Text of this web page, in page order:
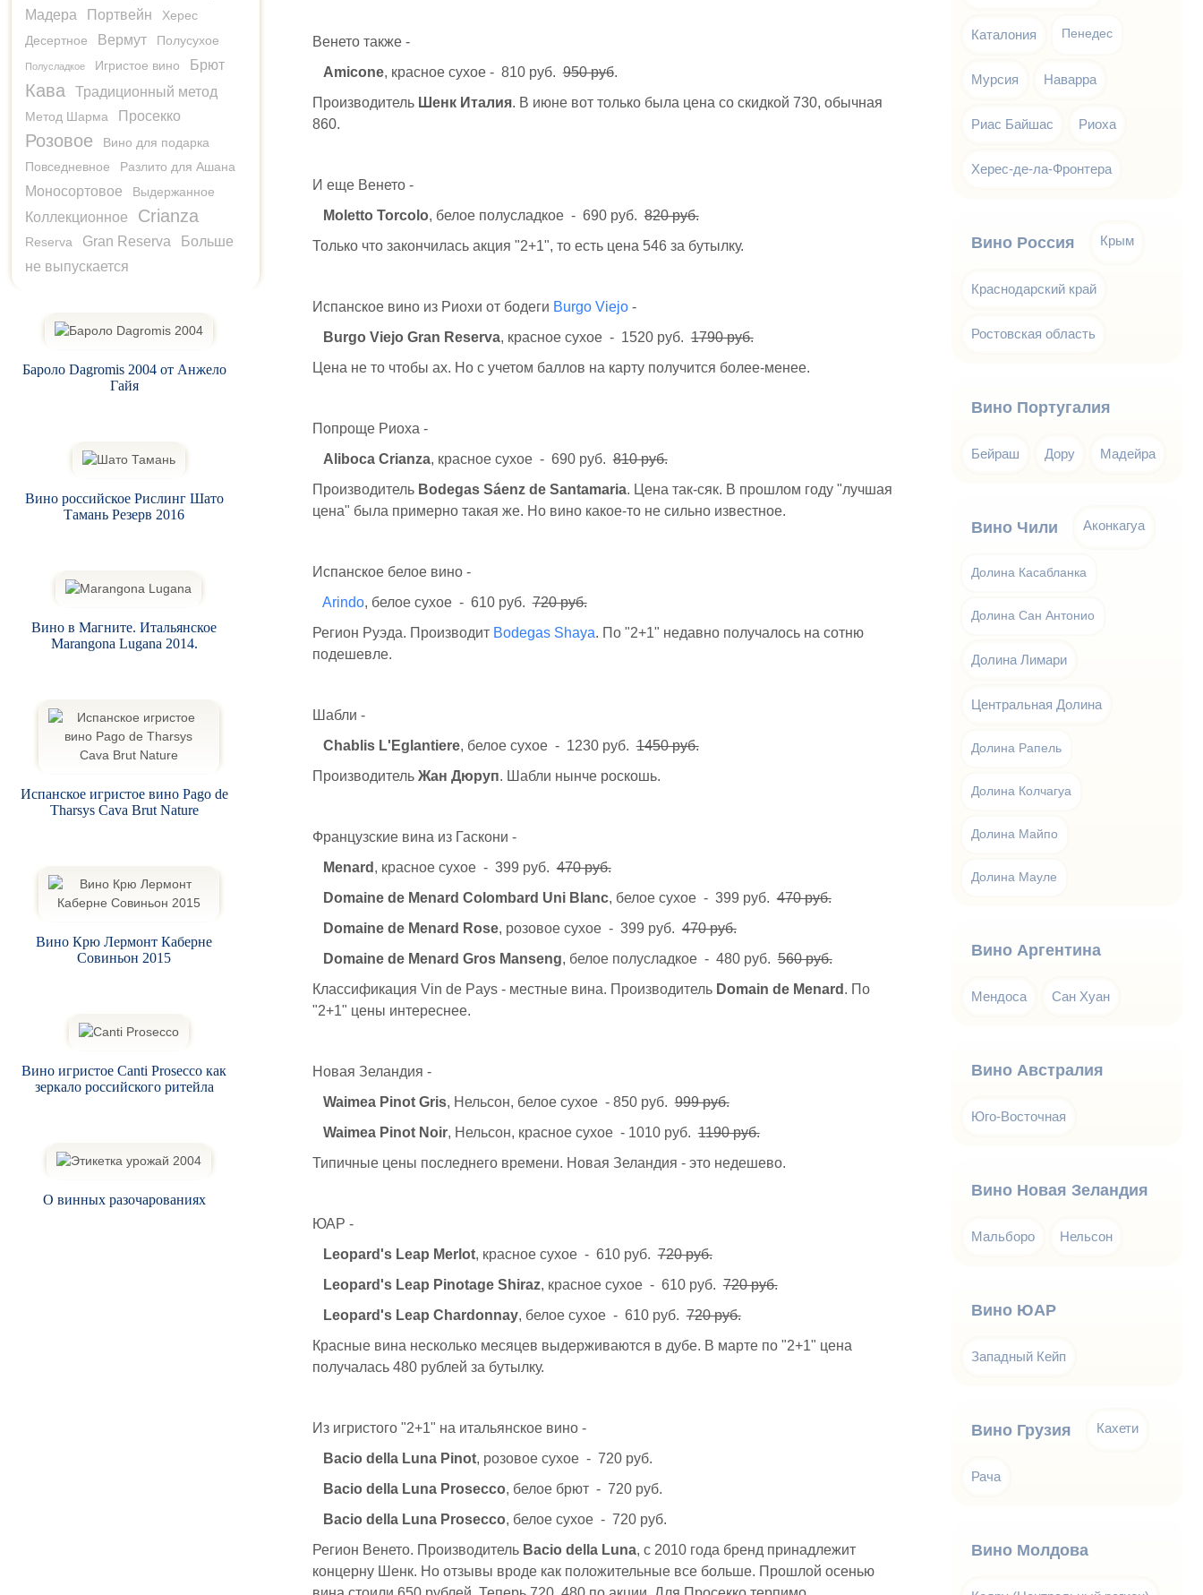
Венето также -
Amicone, красное сухое - 810 руб.950 руб.
Производитель Шенк Италия. В июне вот только была цена со скидкой 730, обычная
860.
И еще Венето -
Moletto Torcolo, белое полусладкое - 690 руб.820 руб.
Только что закончилась акция "2+1", то есть цена 546 за бутылку.
Испанское вино из Риохи от бодеги Burgo Viejo-
Burgo Viejo Gran Reserva, красное сухое - 1520 руб.1790 руб.
Цена не то чтобы ах. Но с учетом баллов на карту получится более-менее.
Попроще Риоха -
Aliboca Crianza, красное сухое - 690 руб.810 руб.
Производитель Bodegas Sáenz de Santamaria. Цена так-сяк. В прошлом году "лучшая
цена" была примерно такая же. Но вино какое-то не сильно известное.
Испанское белое вино -
Arindo, белое сухое - 610 руб.720 руб.
Регион Руэда. Производит Bodegas Shaya. По "2+1" недавно получалось на сотню
подешевле.
Шабли -
Chablis L'Eglantiere, белое сухое - 1230 руб.1450 руб.
Производитель Жан Дюруп. Шабли нынче роскошь.
Французские вина из Гаскони -
Menard , красное сухое - 399 руб.470 руб.
Domaine de Menard Colombard Uni Blanc, белое сухое - 399 руб.470 руб.
Domaine de Menard Rose, розовое сухое - 399 руб.470 руб.
Domaine de Menard Gros Manseng, белое полусладкое - 480 руб.560 руб.
Классификация Vin de Pays - местные вина. Производитель Domain de Menard . По
"2+1" цены интереснее.
Новая Зеландия -
Waimea Pinot Gris, Нельсон, белое сухое - 850 руб.999 руб.
Waimea Pinot Noir, Нельсон, красное сухое - 1010 руб.1190 руб.
Типичные цены последнего времени. Новая Зеландия - это недешево.
ЮАР -
Leopard's Leap Merlot, красное сухое - 610 руб.720 руб.
Leopard's Leap Pinotage Shiraz, красное сухое - 610 руб.720 руб.
Leopard's Leap Chardonnay, белое сухое - 610 руб.720 руб.
Красные вина несколько месяцев выдерживаются в дубе. В марте по "2+1" цена
получалась 480 рублей за бутылку.
Из игристого "2+1" на итальянское вино -
Bacio della Luna Pinot, розовое сухое - 720 руб.
Bacio della Luna Prosecco, белое брют - 720 руб.
Bacio della Luna Prosecco, белое сухое - 720 руб.
Регион Венето. Производитель Bacio della Luna, с 2010 года бренд принадлежит
концерну Шенк. Но отзывы вроде как положительные все больше. Прошлой осенью
Мадера Портвейн
Херес
Десертное
Вермут Полусухое
Полусладкое Игристое вино Брют
Кава Традиционный метод
Метод Шарма Просекко
Розовое
Вино для подарка
Повседневное
Разлито для Ашана
Моносортовое Выдержанное
Коллекционное Crianza
Reserva Gran Reserva
Больше
не выпускается
Бароло Dagromis 2004 от Анжело
Гайя
Вино российское Рислинг Шато
Тамань Резерв 2016
Вино в Магните. Итальянское
Marangona Lugana 2014.
Испанское игристое вино Pago de
Tharsys Cava Brut Nature
Вино Крю Лермонт Каберне
Совиньон 2015
Вино игристое Canti Prosecco как
зеркало российского ритейла
О винных разочарованиях
Каталония Пенедес
Мурсия Наварра
Риас Байшас Риоха
Херес-де-ла-Фронтера
Вино Россия Крым
Краснодарский край
Ростовская область
Вино Португалия
Бейраш Дору Мадейра
Вино Чили Аконкагуа
Долина Касабланка
Долина Сан Антонио
Долина Лимари
Центральная Долина
Долина Рапель
Долина Колчагуа
Долина Майпо
Долина Мауле
Вино Аргентина
Мендоса Сан Хуан
Вино Австралия
Юго-Восточная
Вино Новая Зеландия
Мальборо Нельсон
Вино ЮАР
Западный Кейп
Вино Грузия Кахети
Рача
Вино Молдова